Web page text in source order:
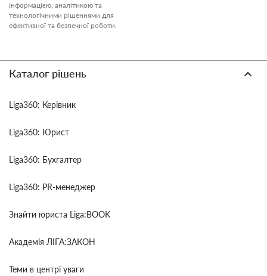
інформацією, аналітикою та
технологічними рішеннями для
ефективної та безпечної роботи.
Каталог рішень
Liga360: Керівник
Liga360: Юрист
Liga360: Бухгалтер
Liga360: PR-менеджер
Знайти юриста Liga:BOOK
Академія ЛІГА:ЗАКОН
Теми в центрі уваги